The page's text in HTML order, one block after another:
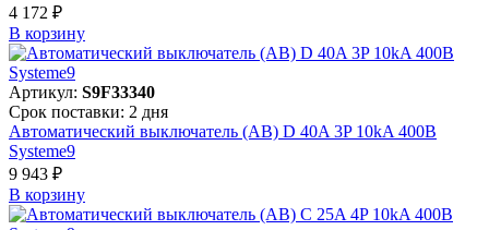
4 172 ₽
В корзинy
Артикул: S9F33340
Срок поставки: 2 дня
Автоматический выключатель (АВ) D 40A 3P 10kA 400В
Systeme9
9 943 ₽
В корзинy